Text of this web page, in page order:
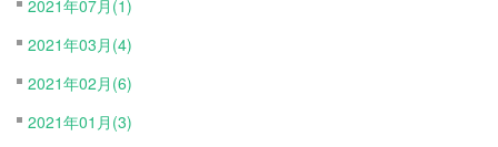
2021年07月(1)
2021年03月(4)
2021年02月(6)
2021年01月(3)